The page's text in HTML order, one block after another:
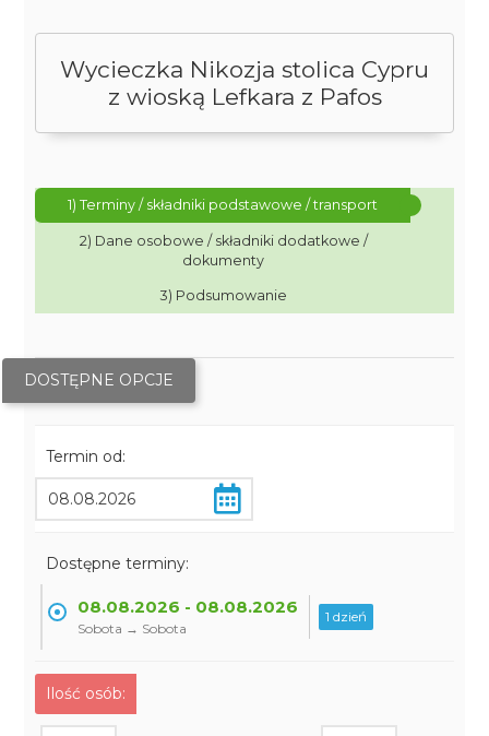
Wycieczka Nikozja stolica Cypru
z wioską Lefkara z Pafos
1) Terminy / składniki podstawowe / transport
2) Dane osobowe / składniki dodatkowe /
dokumenty
3) Podsumowanie
DOSTĘPNE OPCJE
Termin od:
Dostępne terminy:
08.08.2026 - 08.08.2026
Sobota → Sobota
1 dzień
Ilość osób: